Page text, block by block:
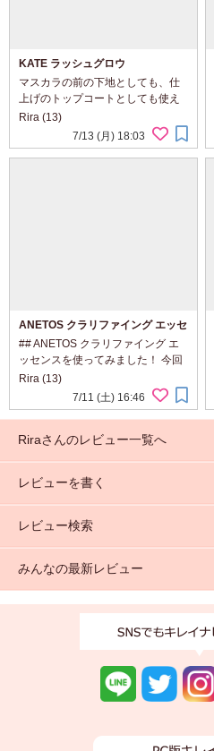
KATE ラッシュグロウ
マスカラの前の下地としても、仕
上げのトップコートとしても使え
る2WAYタイプです。 コームタイ
プなので、まつ毛をとかしながら1
本1本整えやすく、自然な束感を演
Rira (13)
7/13 (月) 18:03
ANETOS クラリファイング エッセ
ンスを使ってみました！
## ANETOS クラリファイング エ
ッセンスを使ってみました！ 今回
は、ANETOS クラリファイング エ
ッセンスをお試ししました。 こち
らは、小鼻などの気になる部分を
栓専用クリーナ...
Rira (13)
7/11 (土) 16:46
Riraさんのレビュー一覧へ
レビューを書く
レビュー検索
みんなの最新レビュー